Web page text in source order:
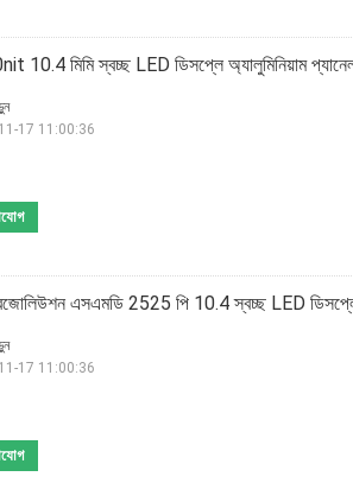
10.4 মিমি স্বচ্ছ LED ডিসপ্লে অ্যালুমিনিয়াম প্যানেল
17 11:00:36
এসএমডি 2525 পি 10.4 স্বচ্ছ LED
17 11:00:36